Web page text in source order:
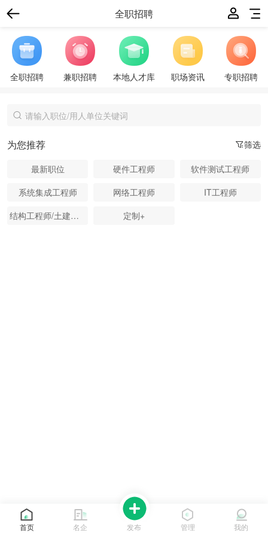
全职招聘
全职招聘 兼职招聘 本地人才库 职场资讯 专职招聘
筛选
为您推荐
最新职位 硬件工程师
软件测试工程师
系统集成工程师
网络工程师
IT工程师
结构工程师/土建工程师
定制+
首页 名企 发布 管理 我的